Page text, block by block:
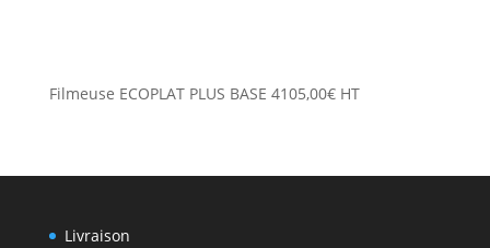
Filmeuse ECOPLAT PLUS BASE 4105,00€ HT
Livraison